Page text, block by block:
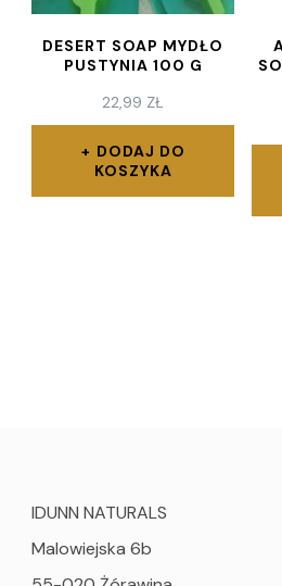
DESERT SOAP MYDŁO
PUSTYNIA 100 G
22,99 ZŁ
DODAJ DO
KOSZYKA
IDUNN NATURALS
Malowiejska 6b